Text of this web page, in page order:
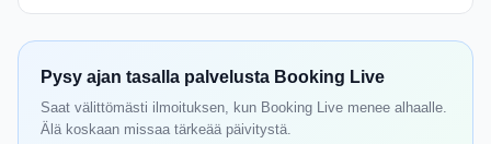
Pysy ajan tasalla palvelusta Booking Live
Saat välittömästi ilmoituksen, kun Booking Live menee alhaalle.
Älä koskaan missaa tärkeää päivitystä.